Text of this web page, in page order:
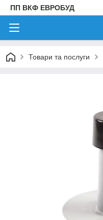
ПП ВКФ ЕВРОБУД
Товари та послуги